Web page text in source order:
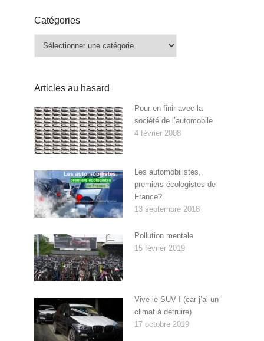
Catégories
Articles au hasard
Pour en finir avec la
société de l’automobile
4 février 2008
Les automobilistes,
premiers écologistes de
France?
13 septembre 2018
Pollution mentale
15 février 2019
Vive le SUV ! (car j’ai un
climat à détruire)
17 octobre 2019